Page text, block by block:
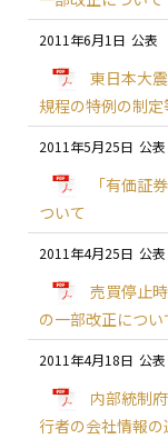
2011年6月1日
東日本大
規程の特例の制定
2011年5月25日
「有価証
ついて
2011年4月25日
売買停止
の一部改正につい
2011年4月18日
内部統制
行者の会社情報